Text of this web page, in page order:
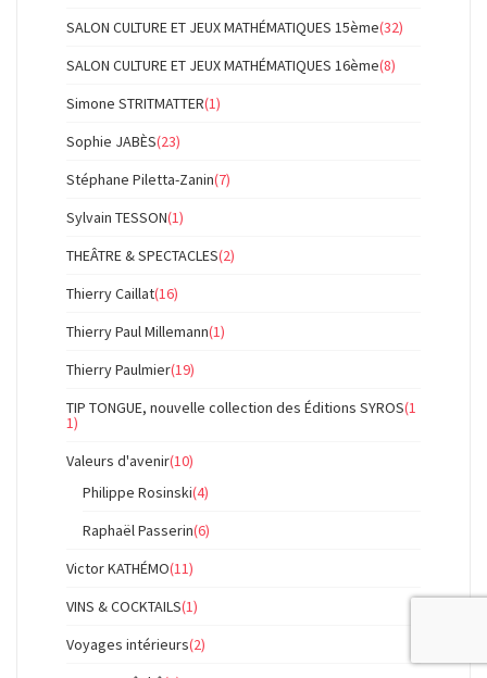
SALON CULTURE ET JEUX MATHÉMATIQUES 15ème(32)
SALON CULTURE ET JEUX MATHÉMATIQUES 16ème(8)
Simone STRITMATTER(1)
Sophie JABÈS(23)
Stéphane Piletta-Zanin(7)
Sylvain TESSON(1)
THEÂTRE & SPECTACLES(2)
Thierry Caillat(16)
Thierry Paul Millemann(1)
Thierry Paulmier(19)
TIP TONGUE, nouvelle collection des Éditions SYROS(1
1)
Valeurs d'avenir(10)
Philippe Rosinski(4)
Raphaël Passerin(6)
Victor KATHÉMO(11)
VINS & COCKTAILS(1)
Voyages intérieurs(2)